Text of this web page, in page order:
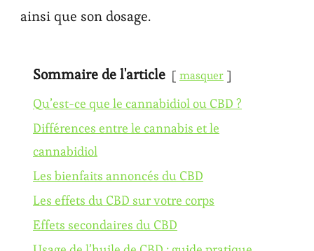
ainsi que son dosage.
Sommaire de l'article masquer
Qu’est-ce que le cannabidiol ou CBD ?
Différences entre le cannabis et le
cannabidiol
Les bienfaits annoncés du CBD
Les effets du CBD sur votre corps
Effets secondaires du CBD